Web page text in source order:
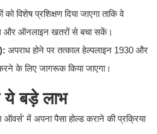
को विशेष प्रशिक्षण दिया जाएगा ताकि वे
और ऑनलाइन खतरों से बचा सकें।
अपराध होने पर तत्काल हेल्पलाइन 1930 और
के लिए जागरूक किया जाएगा।
बड़े लाभ
ऑवर्स' में अपना पैसा होल्ड कराने की प्रक्रिया